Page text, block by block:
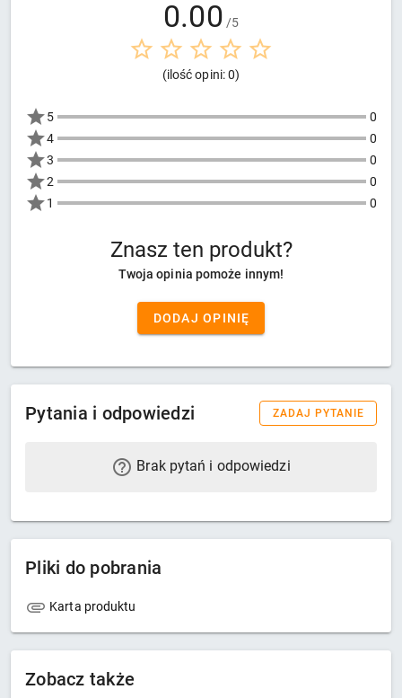
0.00 /5
(ilość opini: 0)
5
0
4
0
3
0
2
0
1
0
Znasz ten produkt?
Twoja opinia pomoże innym!
DODAJ OPINIĘ
Pytania i odpowiedzi ZADAJ PYTANIE
Brak pytań i odpowiedzi
Pliki do pobrania
Karta produktu
Zobacz także